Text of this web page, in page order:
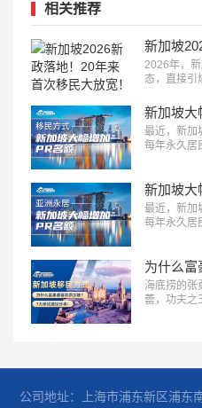
相关推荐
2026年，
态，直接
最近，新加
每年永久
最近，新加
每年永久
海底捞的张
蕾，功夫
公司地址：上海市浦东新区浦东